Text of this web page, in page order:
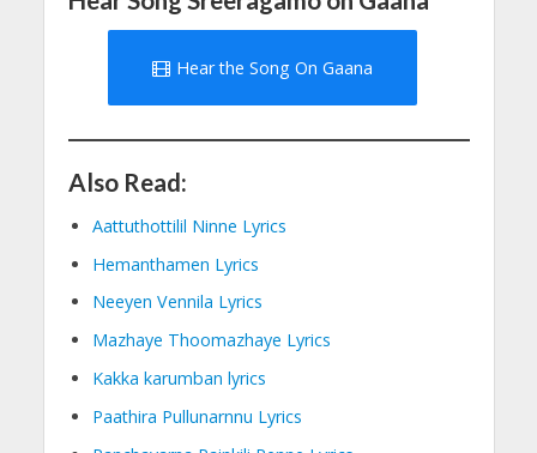
Hear the Song On Gaana
Also Read:
Aattuthottilil Ninne Lyrics
Hemanthamen Lyrics
Neeyen Vennila Lyrics
Mazhaye Thoomazhaye Lyrics
Kakka karumban lyrics
Paathira Pullunarnnu Lyrics